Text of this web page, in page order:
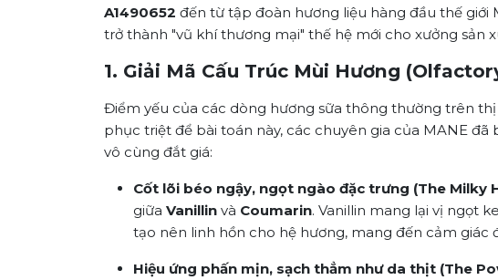
A1490652 đến từ tập đoàn hương liệu hàng đầu thế giới
trở thành "vũ khí thương mại" thế hệ mới cho xưởng sản
1. Giải Mã Cấu Trúc Mùi Hương
Điểm yếu của các dòng hương sữa thông thường trên
phục triệt để bài toán này, các chuyên gia của MANE
vô cùng đắt giá:
Cốt lõi béo ngậy, ngọt ngào đặc trưng (The Milky
giữa Vanillin và Coumarin. Vanillin mang lại vị ngọt
tạo nên linh hồn cho hệ hương, mang đến cảm giác
Hiệu ứng phấn mịn, sạch thẳm như da thịt (The